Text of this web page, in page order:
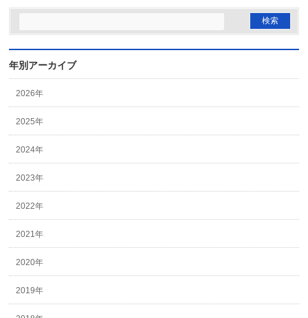
年別アーカイブ
2026年
2025年
2024年
2023年
2022年
2021年
2020年
2019年